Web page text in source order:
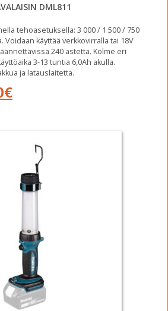
DML811
tehoasetuksella: 3 000 / 1 500 / 750
Voidaan käyttää verkkovirralla tai 18V
240 astetta. Kolme eri
3-13 tuntia 6,0Ah akulla.
ja latauslaitetta.
€Nykyinen
hinta